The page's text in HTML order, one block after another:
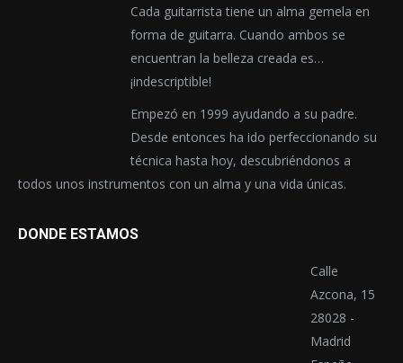
Cada guitarrista tiene un alma gemela en
forma de guitarra. Cuando ambos se
encuentran la belleza creada es…
¡indescriptible!
Empezó en 1999 ayudando a su padre.
Desde entonces ha ido perfeccionando su
técnica hasta hoy, descubriéndonos a
todos unos instrumentos con un alma y una vida únicas.
DONDE ESTAMOS
Calle
Azcona, 15
28028 -
Madrid